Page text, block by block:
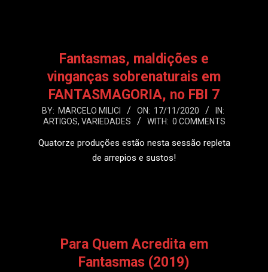
Fantasmas, maldições e
vinganças sobrenaturais em
FANTASMAGORIA, no FBI 7
2020-
11-
17
BY: MARCELO MILICI ON: 17/11/2020
IN:
ARTIGOS, VARIEDADES WITH: 0 COMMENTS
Quatorze produções estão nesta sessão repleta
de arrepios e sustos!
Para Quem Acredita em
Fantasmas (2019)